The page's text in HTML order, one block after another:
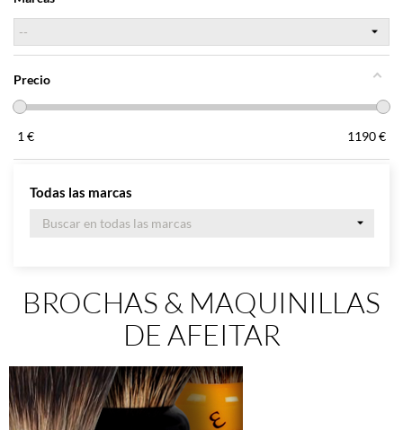
Precio
1 € 1190€
Todas las marcas
BROCHAS & MAQUINILLAS
DE AFEITAR